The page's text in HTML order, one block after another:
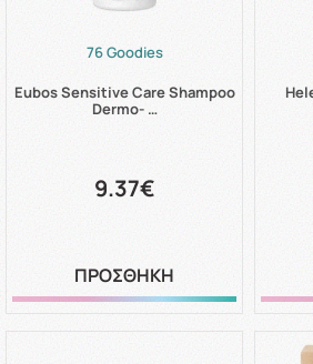
76 Goodies
Eubos Sensitive Care Shampoo
Dermo- …
9.37€
ΠΡΟΣΘΗΚΗ